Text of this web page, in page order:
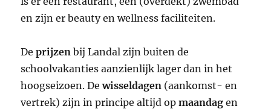
en zijn er beauty en wellness faciliteiten.
Deprijzen bij Landal zijn buiten de
schoolvakanties aanzienlijk lager dan in het
hoogseizoen. Dewisseldagen (aankomst- en
vertrek) zijn in principe altijd opmaandag en